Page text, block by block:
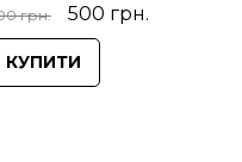
грн. 500 грн.
КУПИТИ